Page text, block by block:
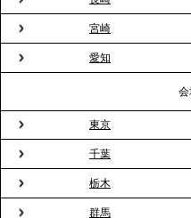
2026.3.16
プレスリリースのご案
粉レス」な室内花見。
る、快適で新しいお花見
2026.3.5
プレスリリースのご案
用が前年比4倍に急増。
の新定番
宮崎
愛知
東京
千葉
栃木
群馬